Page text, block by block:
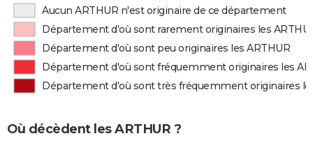
Aucun ARTHUR n'est originaire de ce département
Département d'où sont rarement originaires les
Département d'où sont peu originaires les ARTHUR
Département d'où sont fréquemment originaires les
Département d'où sont très fréquemment originaires
Où décèdent les ARTHUR ?